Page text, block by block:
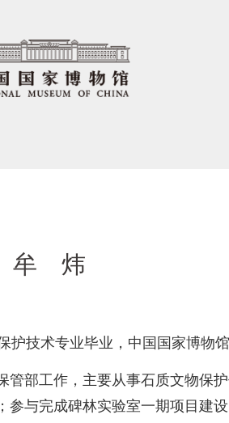
牟 炜
技术专业毕业，中国国家博物
管部工作，主要从事石质文物保
；参与完成碑林实验室一期项目建